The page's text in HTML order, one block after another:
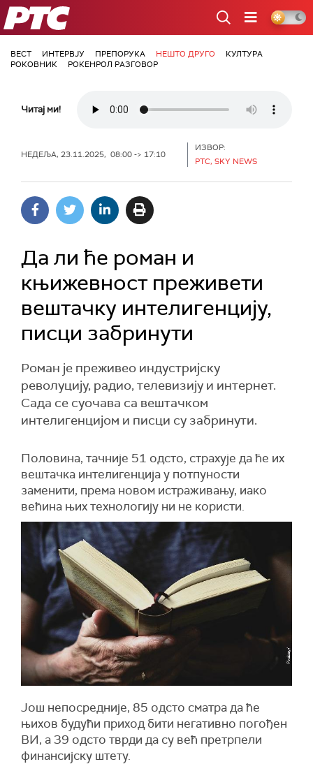
РТС
ВЕСТ ИНТЕРВЈУ ПРЕПОРУКА НЕШТО ДРУГО
КУЛТУРА
РОКОВНИК
РОКЕНРОЛ РАЗГОВОР
Читај ми!
НЕДЕЉА, 23.11.2025, 08:00 -> 17:10
ИЗВОР:
РТС, SKY NEWS
Да ли ће роман и
књижевност преживети
вештачку интелигенцију,
писци забринути
Роман је преживео индустријску
револуцију, радио, телевизију и интернет.
Сада се суочава са вештачком
интелигенцијом и писци су забринути.
Половина, тачније 51 одсто, страхује да ће их
вештачка интелигенција у потпуности
заменити, према новом истраживању, иако
већина њих технологију ни не користи.
Још непосредније, 85 одсто сматра да ће
њихов будући приход бити негативно погођен
ВИ, а 39 одсто тврди да су већ претрпели
финансијску штету.